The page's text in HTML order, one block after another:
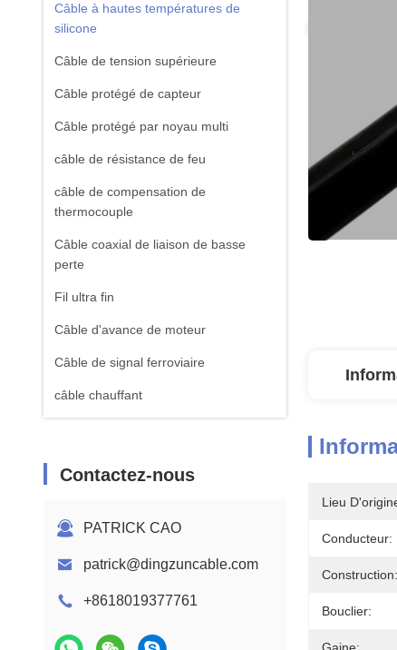
Câble à hautes températures de
silicone
Câble de tension supérieure
Câble protégé de capteur
Câble protégé par noyau multi
câble de résistance de feu
câble de compensation de
thermocouple
Câble coaxial de liaison de basse
perte
Fil ultra fin
Câble d'avance de moteur
Câble de signal ferroviaire
câble chauffant
Contactez-nous
PATRICK CAO
patrick@dingzuncable.com
+8618019377761
Lieu
Conducteur:
Construction:
Bouclier: